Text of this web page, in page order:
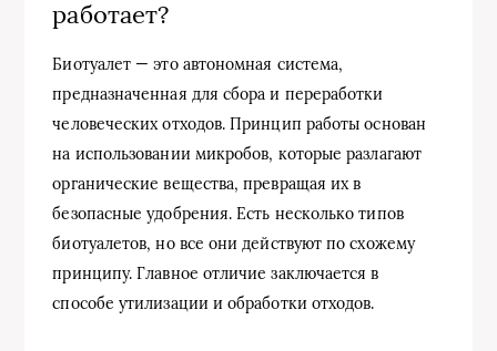
работает?
Биотуалет — это автономная система,
предназначенная для сбора и переработки
человеческих отходов. Принцип работы основан
на использовании микробов, которые разлагают
органические вещества, превращая их в
безопасные удобрения. Есть несколько типов
биотуалетов, но все они действуют по схожему
принципу. Главное отличие заключается в
способе утилизации и обработки отходов.